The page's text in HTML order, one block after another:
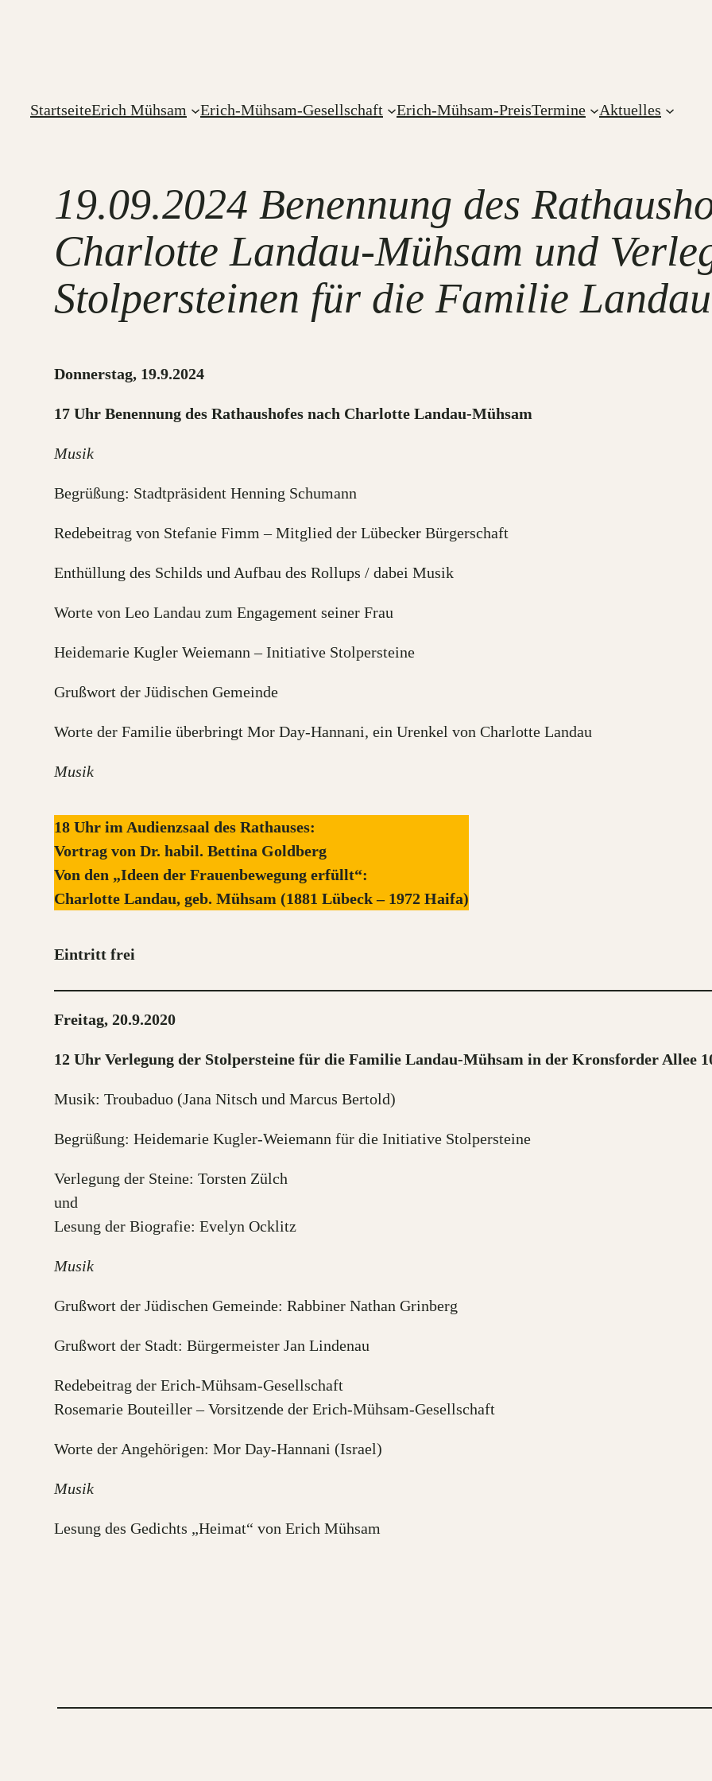
StartseiteErich Mühsam Erich-Mühsam-Gesellschaft Erich-Mühsam-PreisTermine Aktuelles
19.09.2024 Benennung des
Charlotte Landau-Mühsam und
Stolpersteinen für die Familie Landau
Donnerstag, 19.9.2024
17 Uhr Benennung des Rathaushofes nach Charlotte Landau-Mühsam
Musik
Begrüßung: Stadtpräsident Henning Schumann
Redebeitrag von Stefanie Fimm – Mitglied der Lübecker Bürgerschaft
Enthüllung des Schilds und Aufbau des Rollups / dabei Musik
Worte von Leo Landau zum Engagement seiner Frau
Heidemarie Kugler Weiemann – Initiative Stolpersteine
Grußwort der Jüdischen Gemeinde
Worte der Familie überbringt Mor Day-Hannani, ein Urenkel von Charlotte Landau
Musik
18 Uhr im Audienzsaal des Rathauses:
Vortrag von Dr. habil. Bettina Goldberg
Von den „Ideen der Frauenbewegung erfüllt“:
Charlotte Landau, geb. Mühsam (1881 Lübeck – 1972 Haifa)
Eintritt frei
Freitag, 20.9.2020
12 Uhr Verlegung der Stolpersteine für die Familie Landau-Mühsam in der Kronsforder Allee
Musik: Troubaduo (Jana Nitsch und Marcus Bertold)
Begrüßung: Heidemarie Kugler-Weiemann für die Initiative Stolpersteine
Verlegung der Steine: Torsten Zülch
und
Lesung der Biografie: Evelyn Ocklitz
Musik
Grußwort der Jüdischen Gemeinde: Rabbiner Nathan Grinberg
Grußwort der Stadt: Bürgermeister Jan Lindenau
Redebeitrag der Erich-Mühsam-Gesellschaft
Rosemarie Bouteiller – Vorsitzende der Erich-Mühsam-Gesellschaft
Worte der Angehörigen: Mor Day-Hannani (Israel)
Musik
Lesung des Gedichts „Heimat“ von Erich Mühsam